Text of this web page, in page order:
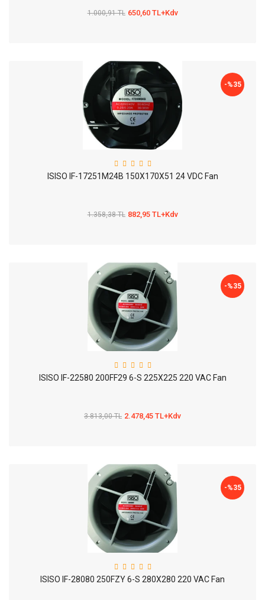
1.000,91 TL 650,60 TL+Kdv
-%35
ISISO IF-17251M24B 150X170X51 24 VDC Fan
1.358,38 TL 882,95 TL+Kdv
-%35
ISISO IF-22580 200FF29 6-S 225X225 220 VAC Fan
3.813,00 TL 2.478,45 TL+Kdv
-%35
ISISO IF-28080 250FZY 6-S 280X280 220 VAC Fan